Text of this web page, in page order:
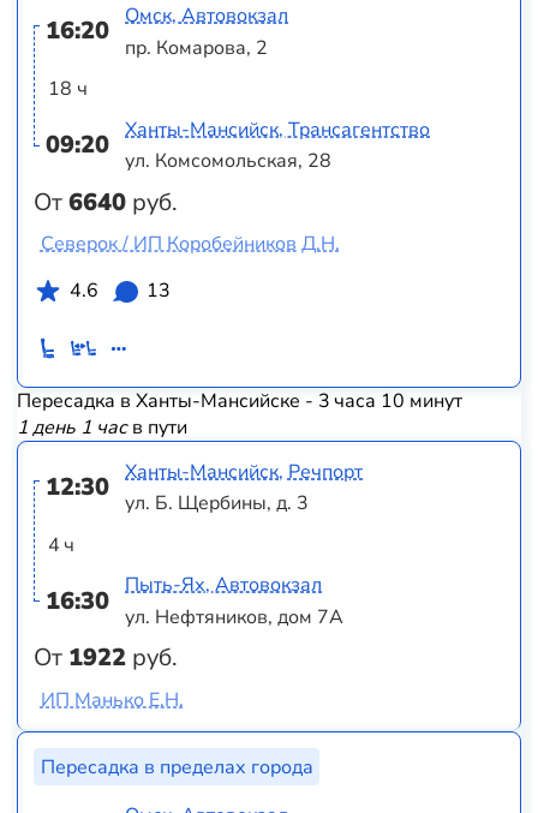
16:20
18 ч
09:20
От6640 руб.
Омск, Автовокзал
пр. Комарова, 2
Ханты-Мансийск, Трансагентство
ул. Комсомольская, 28
Северок / ИП Коробейников Д.Н.
4.6
13
Пересадка в Ханты-Мансийске - 3 часа 10 минут
1 день 1 часв пути
12:30
4 ч
16:30
От 1922 руб.
Ханты-Мансийск, Речпорт
ул. Б. Щербины, д. 3
Пыть-Ях, Автовокзал
ул. Нефтяников, дом 7А
ИП Манько Е.Н.
Пересадка в пределах города